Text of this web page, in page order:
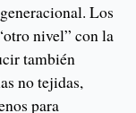
Los
nivel” con la
también
no tejidas,
para